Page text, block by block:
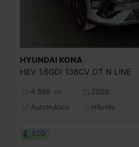
HYUNDAI KONA
HEV 1.6GDI 138CV DT N LINE
4.569 km
2026
Automático
Híbrido
ECO